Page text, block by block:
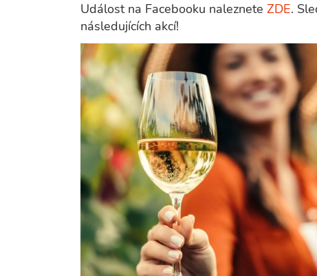
Událost na Facebooku naleznete ZDE.
následujících akcí!